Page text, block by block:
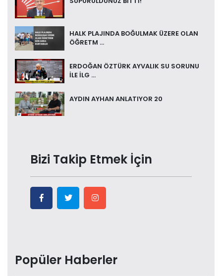
HALK PLAJINDA BOĞULMAK ÜZERE OLAN
ÖĞRETM ...
ERDOĞAN ÖZTÜRK AYVALIK SU SORUNU
İLE İLG ...
AYDIN AYHAN ANLATIYOR 20
Bizi Takip Etmek İçin
Popüler Haberler